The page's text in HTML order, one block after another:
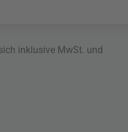
inklusive MwSt. und